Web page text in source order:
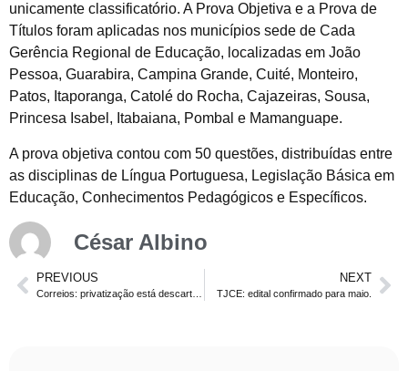
unicamente classificatório. A Prova Objetiva e a Prova de
Títulos foram aplicadas nos municípios sede de Cada
Gerência Regional de Educação, localizadas em João
Pessoa, Guarabira, Campina Grande, Cuité, Monteiro,
Patos, Itaporanga, Catolé do Rocha, Cajazeiras, Sousa,
Princesa Isabel, Itabaiana, Pombal e Mamanguape.
A prova objetiva contou com 50 questões, distribuídas entre
as disciplinas de Língua Portuguesa, Legislação Básica em
Educação, Conhecimentos Pedagógicos e Específicos.
César Albino
PREVIOUS NEXT
TJCE: edital confirmado para maio.